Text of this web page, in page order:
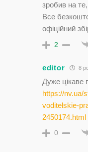
зробив на
Все
офіційний
2
editor 8
Дуже цікаве
https://nv.ua/
voditelskie-
2450174.html
0